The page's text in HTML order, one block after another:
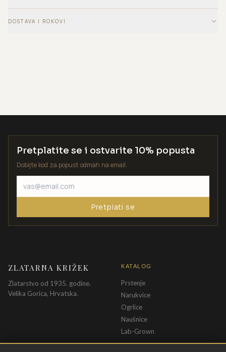
DOSTAVA I ROKOVI
Pretplatite se i ostvarite 10% popusta
Dobijte kod za popust odmah na email.
Pretplati se
ZLATARNA KRIŽEK
Zlatarstvo od 1935. godine.
Velika Gorica, Hrvatska.
KATALOG
Prstenje
Narukvice
Ogrlice
Naušnice
Lab-Grown